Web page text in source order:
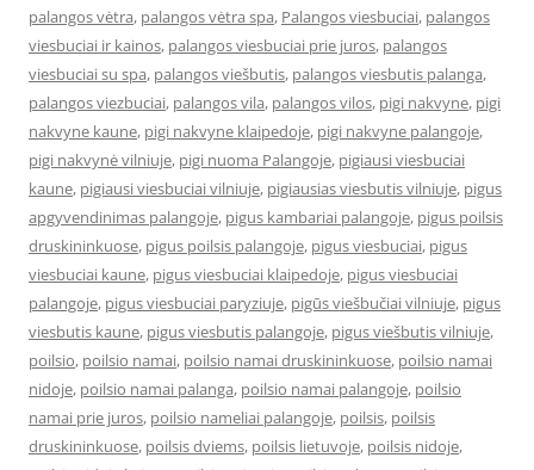
palangos vėtra, palangos vėtra spa, Palangos viesbuciai, palangos
viesbuciai ir kainos, palangos viesbuciai prie juros, palangos
viesbuciai su spa, palangos viešbutis, palangos viesbutis palanga,
palangos viezbuciai, palangos vila, palangos vilos, pigi nakvyne, pigi
nakvyne kaune, pigi nakvyne klaipedoje, pigi nakvyne palangoje,
pigi nakvynė vilniuje, pigi nuoma Palangoje, pigiausi viesbuciai
kaune, pigiausi viesbuciai vilniuje, pigiausias viesbutis vilniuje, pigus
apgyvendinimas palangoje, pigus kambariai palangoje, pigus poilsis
druskininkuose, pigus poilsis palangoje, pigus viesbuciai, pigus
viesbuciai kaune, pigus viesbuciai klaipedoje, pigus viesbuciai
palangoje, pigus viesbuciai paryziuje, pigūs viešbučiai vilniuje, pigus
viesbutis kaune, pigus viesbutis palangoje, pigus viešbutis vilniuje,
poilsio, poilsio namai, poilsio namai druskininkuose, poilsio namai
nidoje, poilsio namai palanga, poilsio namai palangoje, poilsio
namai prie juros, poilsio nameliai palangoje, poilsis, poilsis
druskininkuose, poilsis dviems, poilsis lietuvoje, poilsis nidoje,